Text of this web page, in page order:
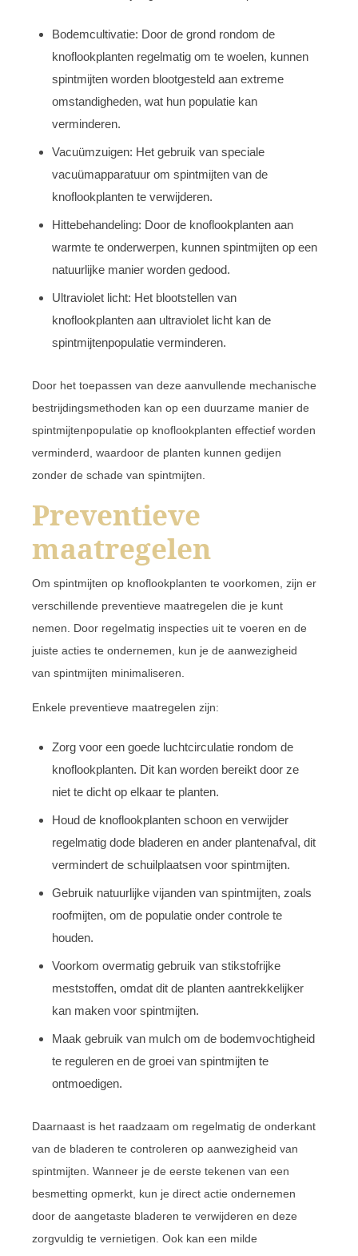
Bodemcultivatie: Door de grond rondom de
knoflookplanten regelmatig om te woelen, kunnen
spintmijten worden blootgesteld aan extreme
omstandigheden, wat hun populatie kan
verminderen.
Vacuümzuigen: Het gebruik van speciale
vacuümapparatuur om spintmijten van de
knoflookplanten te verwijderen.
Hittebehandeling: Door de knoflookplanten aan
warmte te onderwerpen, kunnen spintmijten op een
natuurlijke manier worden gedood.
Ultraviolet licht: Het blootstellen van
knoflookplanten aan ultraviolet licht kan de
spintmijtenpopulatie verminderen.
Door het toepassen van deze aanvullende mechanische
bestrijdingsmethoden kan op een duurzame manier de
spintmijtenpopulatie op knoflookplanten effectief worden
verminderd, waardoor de planten kunnen gedijen
zonder de schade van spintmijten.
Preventieve
maatregelen
Om spintmijten op knoflookplanten te voorkomen, zijn er
verschillende preventieve maatregelen die je kunt
nemen. Door regelmatig inspecties uit te voeren en de
juiste acties te ondernemen, kun je de aanwezigheid
van spintmijten minimaliseren.
Enkele preventieve maatregelen zijn:
Zorg voor een goede luchtcirculatie rondom de
knoflookplanten. Dit kan worden bereikt door ze
niet te dicht op elkaar te planten.
Houd de knoflookplanten schoon en verwijder
regelmatig dode bladeren en ander plantenafval, dit
vermindert de schuilplaatsen voor spintmijten.
Gebruik natuurlijke vijanden van spintmijten, zoals
roofmijten, om de populatie onder controle te
houden.
Voorkom overmatig gebruik van stikstofrijke
meststoffen, omdat dit de planten aantrekkelijker
kan maken voor spintmijten.
Maak gebruik van mulch om de bodemvochtigheid
te reguleren en de groei van spintmijten te
ontmoedigen.
Daarnaast is het raadzaam om regelmatig de onderkant
van de bladeren te controleren op aanwezigheid van
spintmijten. Wanneer je de eerste tekenen van een
besmetting opmerkt, kun je direct actie ondernemen
door de aangetaste bladeren te verwijderen en deze
zorgvuldig te vernietigen. Ook kan een milde